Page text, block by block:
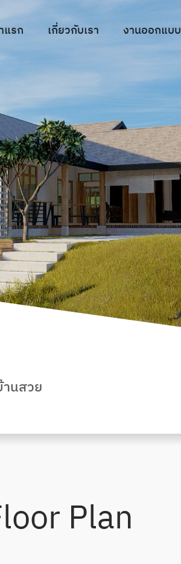
แรก เกี่ยวกับเรา งานออกแบบ
านสวย
Plan